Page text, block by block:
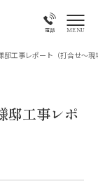
電話 MENU
邸工事レポート（打合せ〜現
邸工事レポ